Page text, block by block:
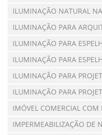
ILUMINAÇÃO NATURAL
ILUMINAÇÃO PARA
ILUMINAÇÃO PARA
ILUMINAÇÃO PARA
ILUMINAÇÃO PARA
ILUMINAÇÃO PARA
IMÓVEL COMERCIAL COM
IMPERMEABILIZAÇÃO DE